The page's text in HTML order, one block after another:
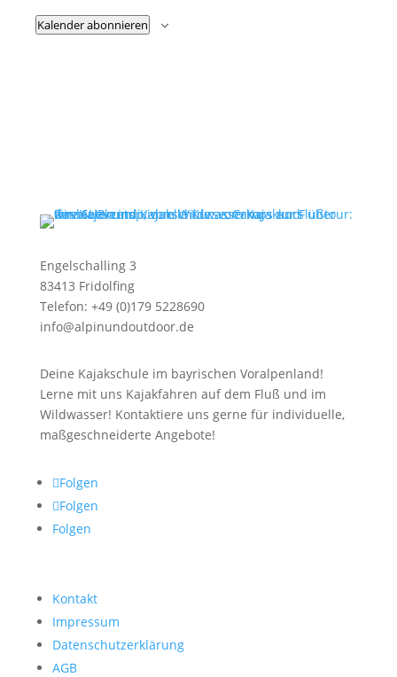
Kalender abonnieren
Engelschalling 3
83413 Fridolfing
Telefon: +49 (0)179 5228690
info@alpinundoutdoor.de
Deine Kajakschule im bayrischen Voralpenland!
Lerne mit uns Kajakfahren auf dem Fluß und im
Wildwasser! Kontaktiere uns gerne für individuelle,
maßgeschneiderte Angebote!
Folgen
Folgen
Folgen
Kontakt
Impressum
Datenschutzerklärung
AGB